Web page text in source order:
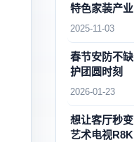
特色家装产业
2025-11-03
春节安防不
护团圆时刻
2026-01-23
想让客厅秒
艺术电视R8K